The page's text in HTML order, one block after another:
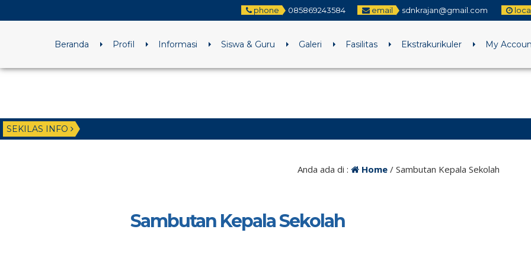
phone 085869243584 email sdnkrajan@gmail.com
Beranda Profil Informasi Siswa & Guru Galeri Fasilitas Ekstrakurikuler My
SEKILAS INFO
Anda ada di : Home/ Sambutan Kepala Sekolah
Sambutan Kepala Sekolah